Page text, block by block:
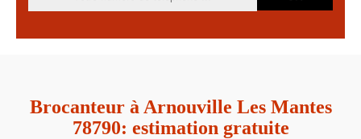
Brocanteur à Arnouville Les Mantes
78790: estimation gratuite